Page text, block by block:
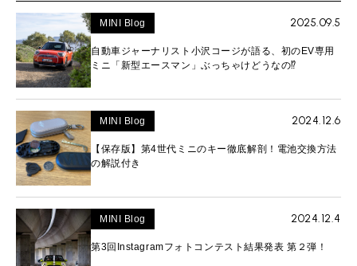
MINI Blog 2025.09.5
自動車ジャーナリスト小沢コージが語る、初のEV専用
ミニ「新型エースマン」ぶっちゃけどうなの⁉︎
MINI Blog 2024.12.6
【保存版】第4世代ミニのキー徹底解剖！電池交換方法
の解説付き
MINI Blog 2024.12.4
第3回Instagramフォトコンテスト結果発表 第２弾！